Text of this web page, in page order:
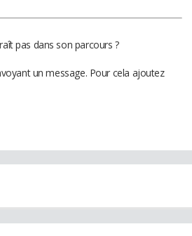
pas dans son parcours ?
un message. Pour cela ajoutez